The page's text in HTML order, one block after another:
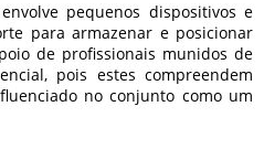
pequenos dispositivos e
para armazenar e posicionar
de profissionais munidos de
pois estes compreendem
no conjunto como um